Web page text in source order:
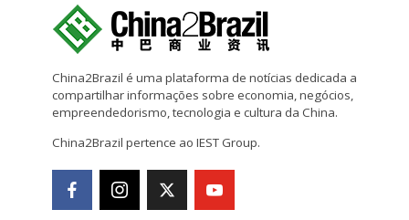
China2Brazil é uma plataforma de notícias dedicada a
compartilhar informações sobre economia, negócios,
empreendedorismo, tecnologia e cultura da China.
China2Brazil pertence ao IEST Group.